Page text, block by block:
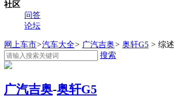
社区
问答
论坛
网上车市>汽车大全> 广汽吉奥> 奥轩G5 > 综述
搜索
广汽吉奥-奥轩G5